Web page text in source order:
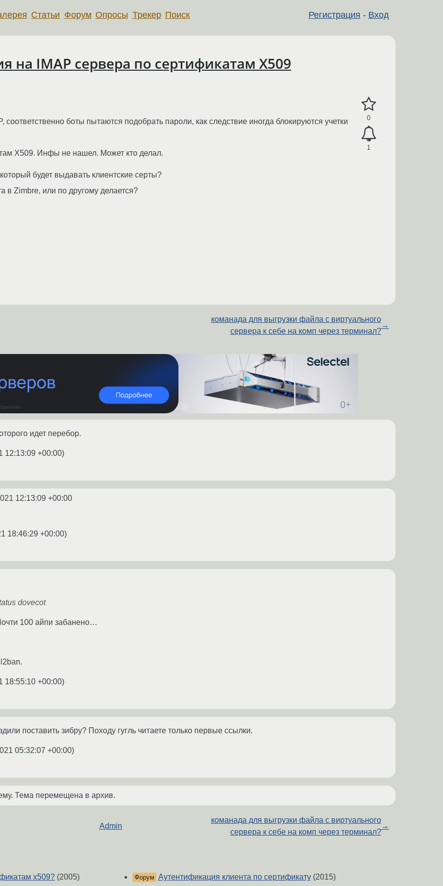
Регистрация - Вход
Статьи Форум Опросы Трекер Поиск
на IMAP сервера по сертификатам X509
0
1
соответственно боты пытаются подобрать пароли, как следствие иногда блокируются учетки
X509. Инфы не нашел. Может кто делал.
будет выдавать клиентские серты?
в Zimbre, или по другому делается?
команада для выгрузки файла с виртуального
сервера к себе на комп через терминал?
→
идет перебор.
12:13:09 +00:00)
12:13:09 +00:00
18:46:29 +00:00)
dovecot
100 айпи забанено…
18:55:10 +00:00)
поставить зибру? Походу гугль читаете только первые ссылки.
05:32:07 +00:00)
Тема перемещена в архив.
Admin
команада для выгрузки файла с виртуального
сервера к себе на комп через терминал?
→
x509? (2005) Форум Аутентификация клиента по сертификату(2015)